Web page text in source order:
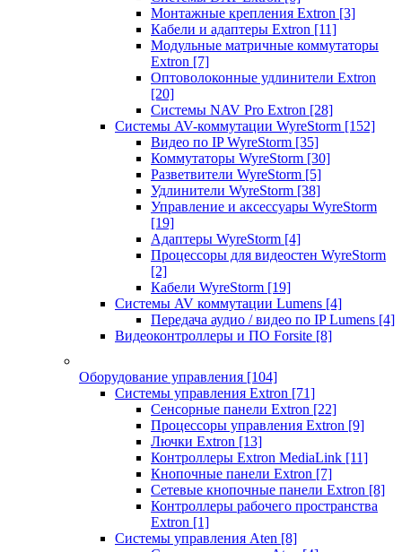
Монтажные крепления Extron [3]
Кабели и адаптеры Extron [11]
Модульные матричные коммутаторы
Extron [7]
Оптоволоконные удлинители Extron
[20]
Системы NAV Pro Extron [28]
Системы AV-коммутации WyreStorm [152]
Видео по IP WyreStorm [35]
Коммутаторы WyreStorm [30]
Разветвители WyreStorm [5]
Удлинители WyreStorm [38]
Управление и аксессуары WyreStorm
[19]
Адаптеры WyreStorm [4]
Процессоры для видеостен WyreStorm
[2]
Кабели WyreStorm [19]
Системы AV коммутации Lumens [4]
Передача аудио / видео по IP Lumens [4]
Видеоконтроллеры и ПО Forsite [8]
Оборудование управления [104]
Системы управления Extron [71]
Сенсорные панели Extron [22]
Процессоры управления Extron [9]
Лючки Extron [13]
Контроллеры Extron MediaLink [11]
Кнопочные панели Extron [7]
Сетевые кнопочные панели Extron [8]
Контроллеры рабочего пространства
Extron [1]
Системы управления Aten [8]